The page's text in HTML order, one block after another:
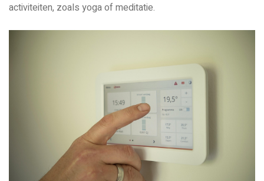
activiteiten, zoals yoga of meditatie.